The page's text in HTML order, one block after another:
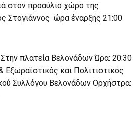
στον προαύλιο χώρο της
Στογιάννος ώρα έναρξης 21:00
πλατεία Βελονάδων Ώρα: 20:30
και Πολιτιστικός
Συλλόγου Βελονάδων Ορχήστρα: